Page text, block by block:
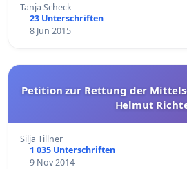
Tanja Scheck
23 Unterschriften
8 Jun 2015
Petition zur Rettung der
Helmut
Silja Tillner
1 035 Unterschriften
9 Nov 2014